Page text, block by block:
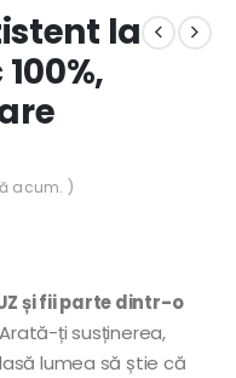
la
acum. )
și fii parte dintr-o
Arată-ți susținerea,
lumea să știe că